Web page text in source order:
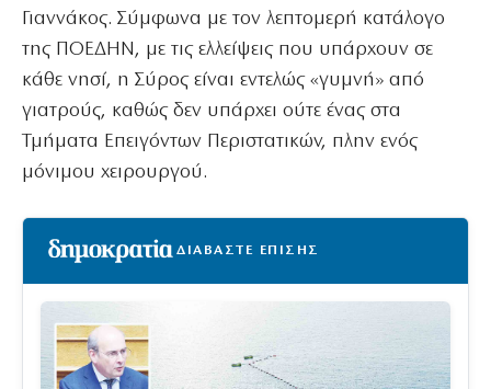
Γιαννάκος. Σύμφωνα με τον λεπτομερή κατάλογο
της ΠΟΕΔΗΝ, με τις ελλείψεις που υπάρχουν σε
κάθε νησί, η Σύρος είναι εντελώς «γυμνή» από
γιατρούς, καθώς δεν υπάρχει ούτε ένας στα
Τμήματα Επειγόντων Περιστατικών, πλην ενός
μόνιμου χειρουργού.
ΔΙΑΒΑΣΤΕ ΕΠΙΣΗΣ